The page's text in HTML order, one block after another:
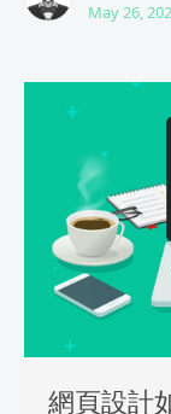
May 26,
網頁設計